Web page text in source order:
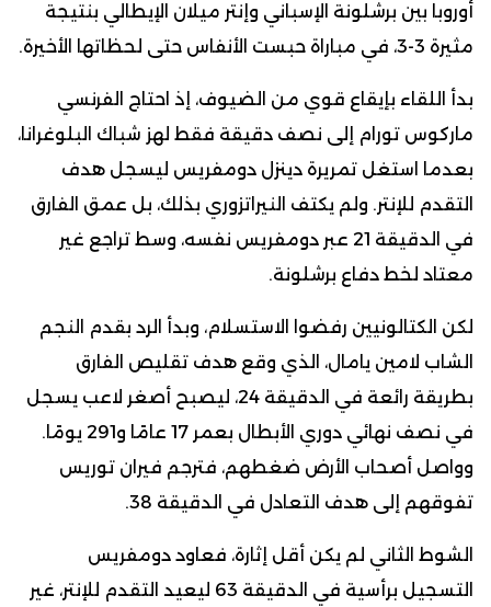
أوروبا بين برشلونة الإسباني وإنتر ميلان الإيطالي بنتيجة
مثيرة 3-3، في مباراة حبست الأنفاس حتى لحظاتها الأخيرة.
بدأ اللقاء بإيقاع قوي من الضيوف، إذ احتاج الفرنسي
ماركوس تورام إلى نصف دقيقة فقط لهز شباك البلوغرانا،
بعدما استغل تمريرة دينزل دومفريس ليسجل هدف
التقدم للإنتر. ولم يكتف النيراتزوري بذلك، بل عمق الفارق
في الدقيقة 21 عبر دومفريس نفسه، وسط تراجع غير
معتاد لخط دفاع برشلونة.
لكن الكتالونيين رفضوا الاستسلام، وبدأ الرد بقدم النجم
الشاب لامين يامال، الذي وقع هدف تقليص الفارق
بطريقة رائعة في الدقيقة 24، ليصبح أصغر لاعب يسجل
في نصف نهائي دوري الأبطال بعمر 17 عامًا و291 يومًا.
وواصل أصحاب الأرض ضغطهم، فترجم فيران توريس
تفوقهم إلى هدف التعادل في الدقيقة 38.
الشوط الثاني لم يكن أقل إثارة، فعاود دومفريس
التسجيل برأسية في الدقيقة 63 ليعيد التقدم للإنتر، غير